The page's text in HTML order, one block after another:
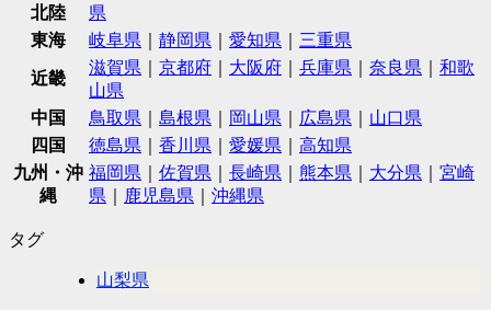
北陸
県
東海
岐阜県 静岡県 愛知県 三重県
近畿
滋賀県 京都府 大阪府 兵庫県 奈良県
和歌
山県
中国
鳥取県 島根県 岡山県 広島県
山口県
四国
徳島県 香川県 愛媛県
高知県
九州・沖
縄
福岡県 佐賀県 長崎県 熊本県 大分県
宮崎
県
鹿児島県 沖縄県
タグ
山梨県